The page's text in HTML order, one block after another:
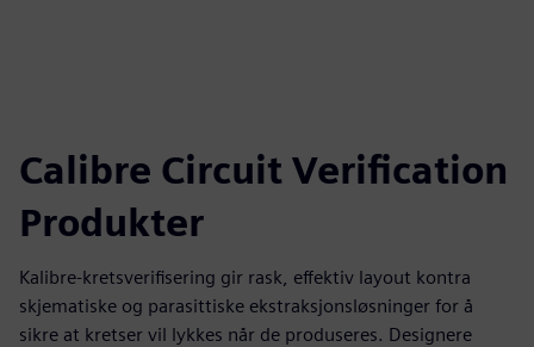
Calibre Circuit Verification
Produkter
Kalibre-kretsverifisering gir rask, effektiv layout kontra
skjematiske og parasittiske ekstraksjonsløsninger for å
sikre at kretser vil lykkes når de produseres. Designere